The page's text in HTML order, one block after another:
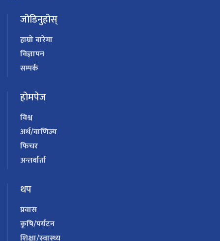
जोडिनुहोस्
हाम्रो बारेमा
विज्ञापन
सम्पर्क
होमपेज
विश्व
अर्थ/वाणिज्य
फिचर
अन्तर्वार्ता
थप
प्रवास
कृषि/पर्यटन
शिक्षा/स्वास्थ्य